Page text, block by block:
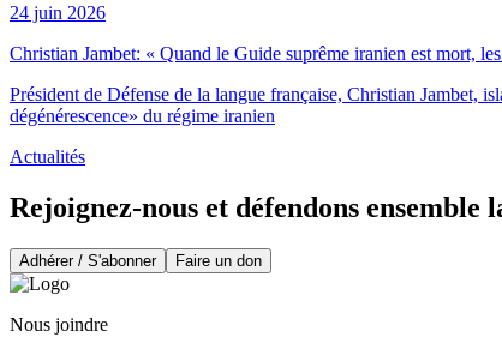
24 juin 2026
Christian Jambet: « Quand le Guide suprême iranien est mort,
Président de Défense de la langue française, Christian Jambet,
dégénérescence» du régime iranien
Actualités
Rejoignez-nous et défendons ensemble
Adhérer / S'abonner Faire un don
Nous joindre